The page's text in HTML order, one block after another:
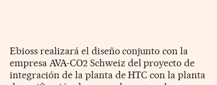
Ebioss realizará el diseño conjunto con la
empresa AVA-CO2 Schweiz del proyecto de
integración de la planta de HTC con la planta